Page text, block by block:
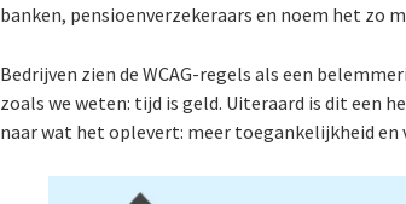
banken, pensioenverzekeraars en noem het zo
Bedrijven zien de WCAG-regels als een
zoals we weten: tijd is geld. Uiteraard is dit een
naar wat het oplevert: meer toegankelijkheid en